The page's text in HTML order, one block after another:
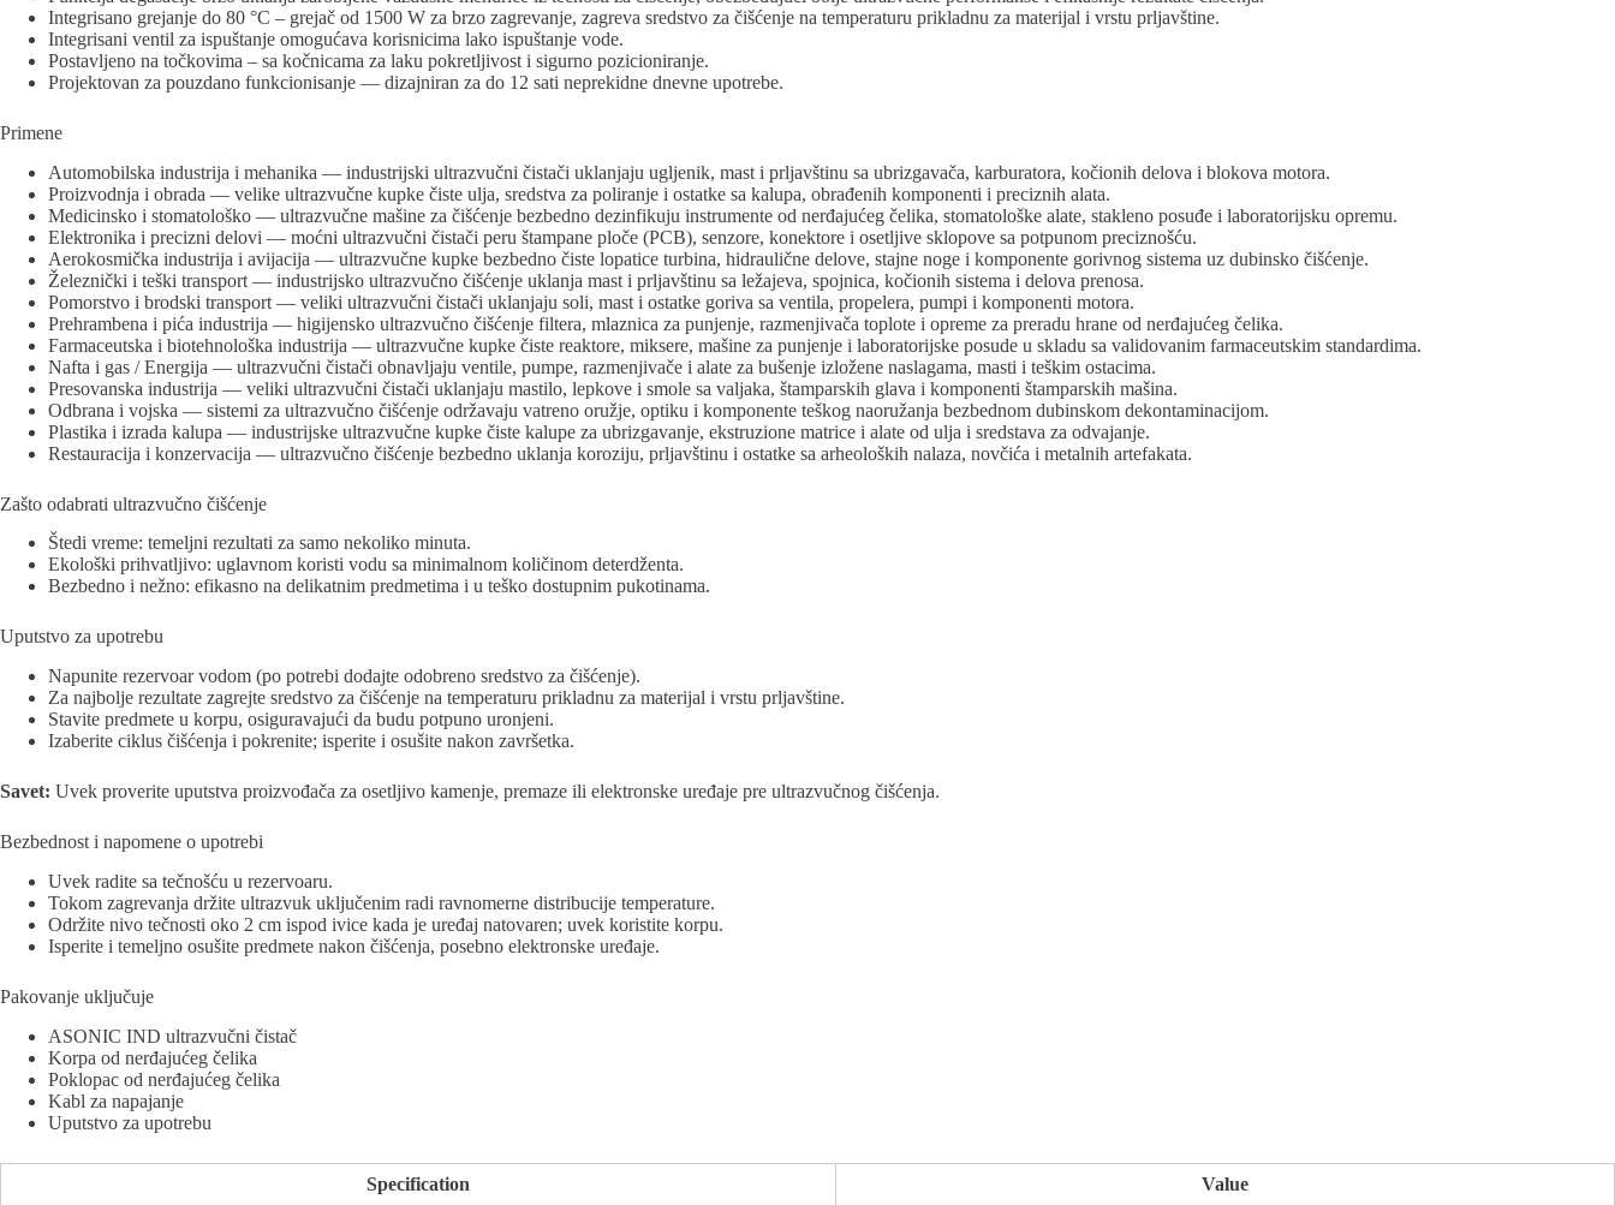
Integrisano grejanje do 80 °C – grejač od 1500 W za brzo zagrevanje, zagreva sredstvo za čišćenje na temperaturu prikladnu za materijal i vrstu prljavštine.
Integrisani ventil za ispuštanje omogućava korisnicima lako ispuštanje vode.
Postavljeno na točkovima – sa kočnicama za laku pokretljivost i sigurno pozicioniranje.
Projektovan za pouzdano funkcionisanje — dizajniran za do 12 sati neprekidne dnevne upotrebe.
Primene
Automobilska industrija i mehanika — industrijski ultrazvučni čistači uklanjaju ugljenik, mast i prljavštinu sa ubrizgavača, karburatora, kočionih delova i blokova motora.
Proizvodnja i obrada — velike ultrazvučne kupke čiste ulja, sredstva za poliranje i ostatke sa kalupa, obrađenih komponenti i preciznih alata.
Medicinsko i stomatološko — ultrazvučne mašine za čišćenje bezbedno dezinfikuju instrumente od nerđajućeg čelika, stomatološke alate, stakleno posuđe i laboratorijsku opremu.
Elektronika i precizni delovi — moćni ultrazvučni čistači peru štampane ploče (PCB), senzore, konektore i osetljive sklopove sa potpunom preciznošću.
Aerokosmička industrija i avijacija — ultrazvučne kupke bezbedno čiste lopatice turbina, hidraulične delove, stajne noge i komponente gorivnog sistema uz dubinsko čišćenje.
Železnički i teški transport — industrijsko ultrazvučno čišćenje uklanja mast i prljavštinu sa ležajeva, spojnica, kočionih sistema i delova prenosa.
Pomorstvo i brodski transport — veliki ultrazvučni čistači uklanjaju soli, mast i ostatke goriva sa ventila, propelera, pumpi i komponenti motora.
Prehrambena i pića industrija — higijensko ultrazvučno čišćenje filtera, mlaznica za punjenje, razmenjivača toplote i opreme za preradu hrane od nerđajućeg čelika.
Farmaceutska i biotehnološka industrija — ultrazvučne kupke čiste reaktore, miksere, mašine za punjenje i laboratorijske posude u skladu sa validovanim farmaceutskim standardima.
Nafta i gas / Energija — ultrazvučni čistači obnavljaju ventile, pumpe, razmenjivače i alate za bušenje izložene naslagama, masti i teškim ostacima.
Presovanska industrija — veliki ultrazvučni čistači uklanjaju mastilo, lepkove i smole sa valjaka, štamparskih glava i komponenti štamparskih mašina.
Odbrana i vojska — sistemi za ultrazvučno čišćenje održavaju vatreno oružje, optiku i komponente teškog naoružanja bezbednom dubinskom dekontaminacijom.
Plastika i izrada kalupa — industrijske ultrazvučne kupke čiste kalupe za ubrizgavanje, ekstruzione matrice i alate od ulja i sredstava za odvajanje.
Restauracija i konzervacija — ultrazvučno čišćenje bezbedno uklanja koroziju, prljavštinu i ostatke sa arheoloških nalaza, novčića i metalnih artefakata.
Zašto odabrati ultrazvučno čišćenje
Štedi vreme: temeljni rezultati za samo nekoliko minuta.
Ekološki prihvatljivo: uglavnom koristi vodu sa minimalnom količinom deterdženta.
Bezbedno i nežno: efikasno na delikatnim predmetima i u teško dostupnim pukotinama.
Uputstvo za upotrebu
Napunite rezervoar vodom (po potrebi dodajte odobreno sredstvo za čišćenje).
Za najbolje rezultate zagrejte sredstvo za čišćenje na temperaturu prikladnu za materijal i vrstu prljavštine.
Stavite predmete u korpu, osiguravajući da budu potpuno uronjeni.
Izaberite ciklus čišćenja i pokrenite; isperite i osušite nakon završetka.
Savet: Uvek proverite uputstva proizvođača za osetljivo kamenje, premaze ili elektronske uređaje pre ultrazvučnog čišćenja.
Bezbednost i napomene o upotrebi
Uvek radite sa tečnošću u rezervoaru.
Tokom zagrevanja držite ultrazvuk uključenim radi ravnomerne distribucije temperature.
Održite nivo tečnosti oko 2 cm ispod ivice kada je uređaj natovaren; uvek koristite korpu.
Isperite i temeljno osušite predmete nakon čišćenja, posebno elektronske uređaje.
Pakovanje uključuje
ASONIC IND ultrazvučni čistač
Korpa od nerđajućeg čelika
Poklopac od nerđajućeg čelika
Kabl za napajanje
Uputstvo za upotrebu
Specification Value